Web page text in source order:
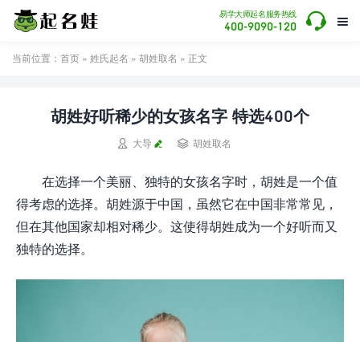

易学大师起名服务热线
400-9090-120 
当前位置： 首页 » 姓氏起名 » 胡姓取名 » 正文
胡姓好听稀少的女孩名字 特选400个
 大导  胡姓取名
在选择一个美丽、独特的女孩名字时，胡姓是一个值
得考虑的选择。胡姓源于中国，虽然它在中国非常常见，
但在其他国家却相对稀少。这使得胡姓成为一个好听而又
独特的选择。